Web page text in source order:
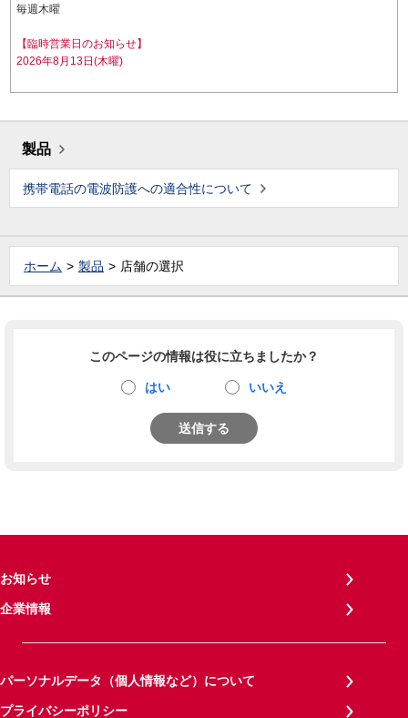
毎週木曜
【臨時営業日のお知らせ】
2026年8月13日(木曜)
製品
携帯電話の電波防護への適合性について
ホーム 製品 店舗の選択
このページの情報は役に立ちましたか？
はい いいえ
送信する
お知らせ
企業情報
パーソナルデータ（個人情報など）について
プライバシーポリシー